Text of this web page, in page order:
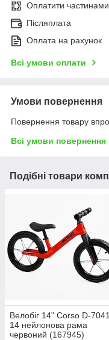
Оплатити частинами
Післяплата
Оплата на рахунок
Всі умови оплати
Умови повернення
Повернення товару
Всі умови повернення
Подібні товари
Велобіг 14" Corso D-
14 нейлонова рама
червоний (167945)